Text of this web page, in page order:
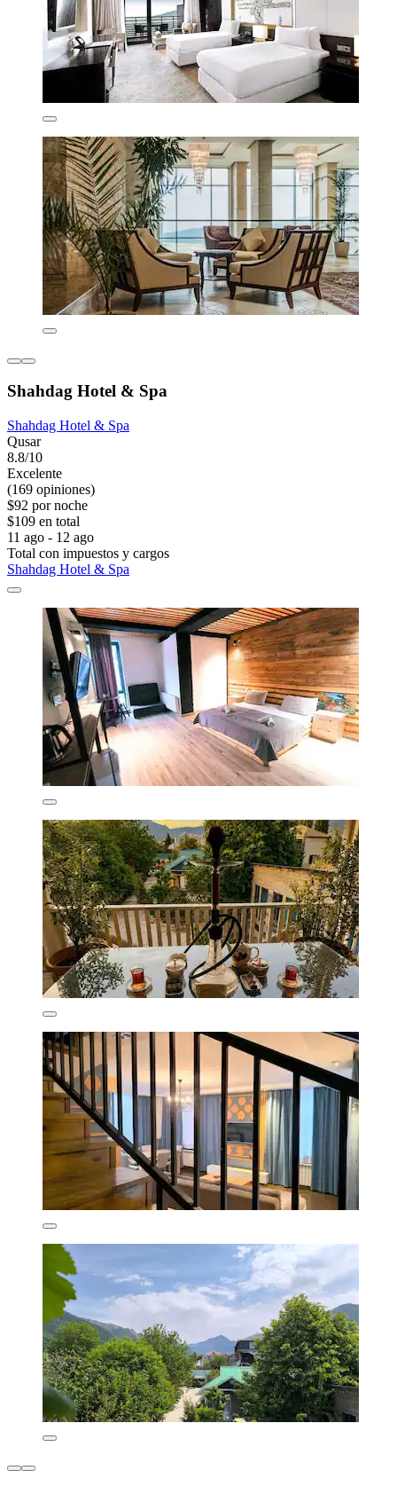
Shahdag Hotel & Spa
Shahdag Hotel & Spa
Qusar
8.8/10
Excelente
(169 opiniones)
$92 por noche
$109 en total
11 ago - 12 ago
Total con impuestos y cargos
Shahdag Hotel & Spa